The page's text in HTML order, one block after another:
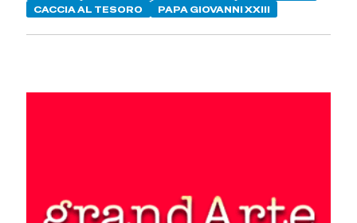
CACCIA AL TESORO
PAPA GIOVANNI XXIII